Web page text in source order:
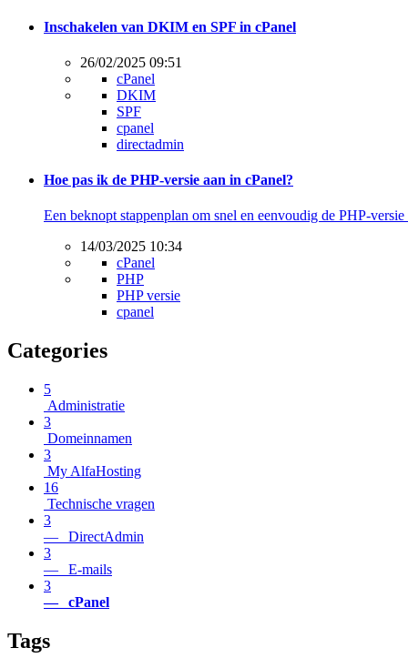
Inschakelen van DKIM en SPF in cPanel
26/02/2025 09:51
cPanel
DKIM
SPF
cpanel
directadmin
Hoe pas ik de PHP-versie aan in cPanel?
Een beknopt stappenplan om snel en eenvoudig de PHP-
14/03/2025 10:34
cPanel
PHP
PHP versie
cpanel
Categories
5
Administratie
3
Domeinnamen
3
My AlfaHosting
16
Technische vragen
3
— DirectAdmin
3
— E-mails
3
— cPanel
Tags